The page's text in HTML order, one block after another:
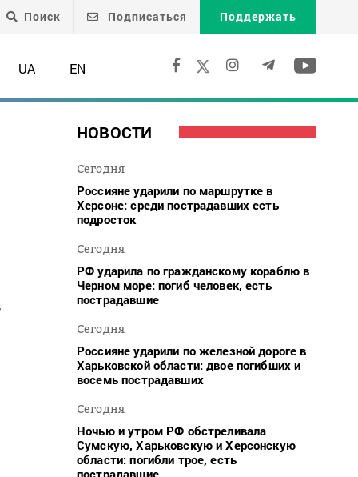
Поиск Подписаться Поддержать
UA EN
НОВОСТИ
Сегодня
Россияне ударили по маршрутке в
Херсоне: среди пострадавших есть
подросток
Сегодня
РФ ударила по гражданскому кораблю в
Черном море: погиб человек, есть
пострадавшие
Сегодня
Россияне ударили по железной дороге в
Харьковской области: двое погибших и
восемь пострадавших
Сегодня
Ночью и утром РФ обстреливала
Сумскую, Харьковскую и Херсонскую
области: погибли трое, есть
пострадавшие